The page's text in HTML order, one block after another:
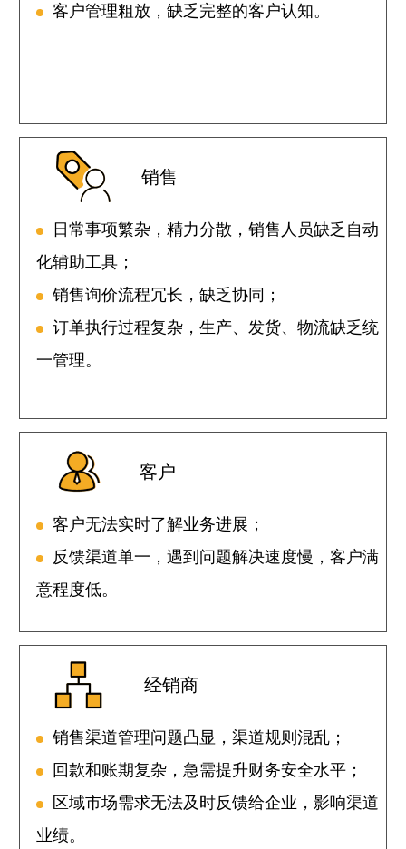
客户管理粗放，缺乏完整的客户认知。
销售
日常事项繁杂，精力分散，销售人员缺乏自动
化辅助工具；
销售询价流程冗长，缺乏协同；
订单执行过程复杂，生产、发货、物流缺乏统
一管理。
客户
客户无法实时了解业务进展；
反馈渠道单一，遇到问题解决速度慢，客户满
意程度低。
经销商
销售渠道管理问题凸显，渠道规则混乱；
回款和账期复杂，急需提升财务安全水平；
区域市场需求无法及时反馈给企业，影响渠道
业绩。